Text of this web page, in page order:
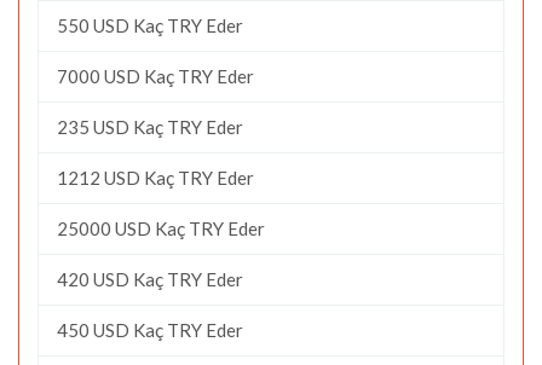
550 USD Kaç TRY Eder
7000 USD Kaç TRY Eder
235 USD Kaç TRY Eder
1212 USD Kaç TRY Eder
25000 USD Kaç TRY Eder
420 USD Kaç TRY Eder
450 USD Kaç TRY Eder